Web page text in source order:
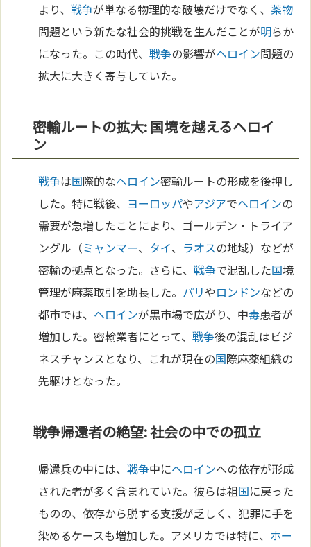
より、戦争が単なる物理的な破壊だけでなく、 薬物
問題という新たな社会的挑戦を生んだことが明らか
になった。この時代、戦争の影響がヘロイン問題の
拡大に大きく寄与していた。
密輸ルートの拡大: 国境を越えるヘロイ
ン
戦争は国際的なヘロイン密輸ルートの形成を後押し
した。特に戦後、 ヨーロッパやアジアでヘロインの
需要が急増したことにより、ゴールデン・トライア
ングル（ミャンマー、 タイ、 ラオスの地域）などが
密輸の拠点となった。さらに、戦争で混乱した国境
管理が麻薬取引を助長した。 パリやロンドンなどの
都市では、 ヘロインが黒市場で広がり、中毒患者が
増加した。密輸業者にとって、戦争後の混乱はビジ
ネスチャンスとなり、これが現在の国際麻薬組織の
先駆けとなった。
戦争帰還者の絶望: 社会の中での孤立
帰還兵の中には、戦争中にヘロインへの依存が形成
された者が多く含まれていた。彼らは祖国に戻った
ものの、依存から脱する支援が乏しく、犯罪に手を
染めるケースも増加した。アメリカでは特に、 ホー